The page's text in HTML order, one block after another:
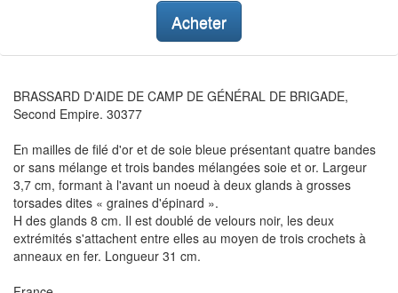
Acheter
BRASSARD D'AIDE DE CAMP DE GÉNÉRAL DE BRIGADE,
Second Empire. 30377
En mailles de filé d'or et de soie bleue présentant quatre bandes
or sans mélange et trois bandes mélangées soie et or. Largeur
3,7 cm, formant à l'avant un noeud à deux glands à grosses
torsades dites « graines d'épinard ».
H des glands 8 cm. Il est doublé de velours noir, les deux
extrémités s'attachent entre elles au moyen de trois crochets à
anneaux en fer. Longueur 31 cm.